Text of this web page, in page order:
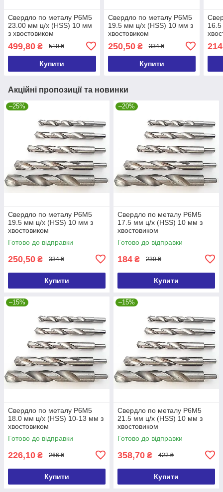
Свердло по металу Р6М5
23.00 мм ц/х (HSS) 10 мм
з хвостовиком
499,80 ₴ 510 ₴
Купити
Свердло по металу Р6М5
19.5 мм ц/х (HSS) 10 мм з
хвостовиком
250,50₴ 334 ₴
Купити
Акційні пропозиції та новинки
–25%
Свердло по металу Р6М5
19.5 мм ц/х (HSS) 10 мм з
хвостовиком
Готово до відправки
250,50 ₴ 334 ₴
Купити
–20%
Свердло по металу Р6М5
17.5 мм ц/х (HSS) 10 мм з
хвостовиком
Готово до відправки
184 ₴ 230 ₴
Купити
–15%
Свердло по металу Р6М5
18.0 мм ц/х (HSS) 10-13 мм з
хвостовиком
Готово до відправки
226,10 ₴ 266 ₴
Купити
–15%
Свердло по металу Р6М5
21.5 мм ц/х (HSS) 10 мм з
хвостовиком
Готово до відправки
358,70 ₴ 422 ₴
Купити